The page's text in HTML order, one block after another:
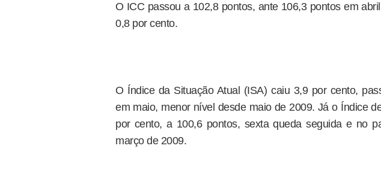
O ICC passou a 102,8 pontos, ante 106,3 pontos em
0,8 por cento.
O Índice da Situação Atual (ISA) caiu 3,9 por cento,
em maio, menor nível desde maio de 2009. Já o Índice
por cento, a 100,6 pontos, sexta queda seguida e no
março de 2009.